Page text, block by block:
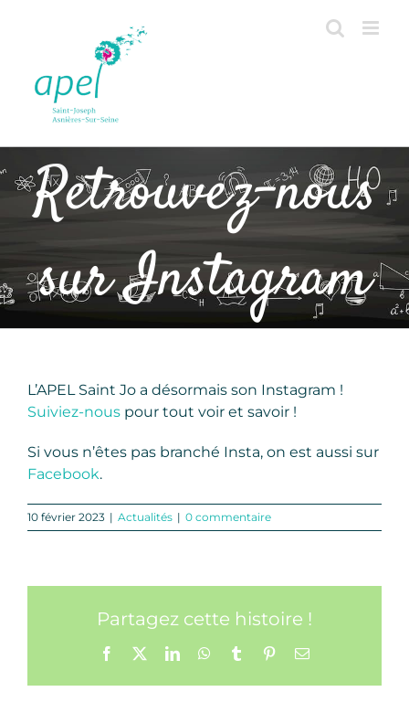
Retrouvez-nous
sur Instagram
L’APEL Saint Jo a désormais son Instagram !
Suiviez-nous pour tout voir et savoir !
Si vous n’êtes pas branché Insta, on est aussi sur
Facebook.
10 février 2023 | Actualités | 0 commentaire
Partagez cette histoire !
Facebook LinkedInWhatsApp
Tumblr PinterestEmail